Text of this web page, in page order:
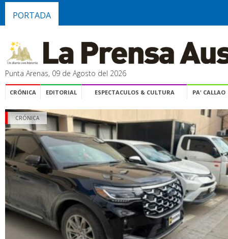
PORTADA
Punta Arenas, 09 de Agosto del 2026
CRÓNICA EDITORIAL ESPECTACULOS & CULTURA PA' CALLAO
CRÓNICA